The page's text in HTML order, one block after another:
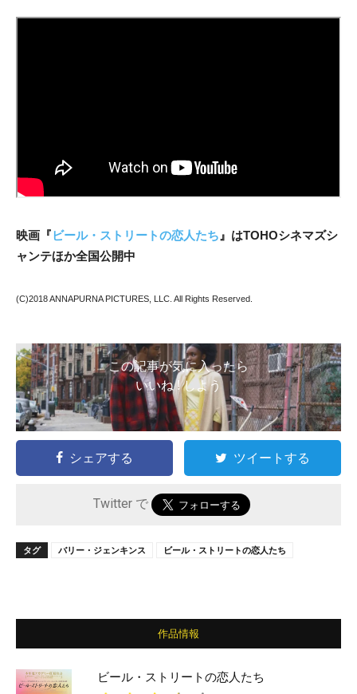
映画『 ビール・ストリートの恋人たち 』はTOHOシネマズシ
ャンテほか全国公開中
(C)2018 ANNAPURNA PICTURES, LLC. All Rights Reserved.
この記事が気に入ったら
いいね ! しよう
シェアする ツイートする
Twitter で
タグ バリー・ジェンキンス ビール・ストリートの恋人たち
作品情報
ビール・ストリートの恋人たち